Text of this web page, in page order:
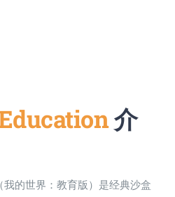
介
（我的世界：教育版）是经典沙盒